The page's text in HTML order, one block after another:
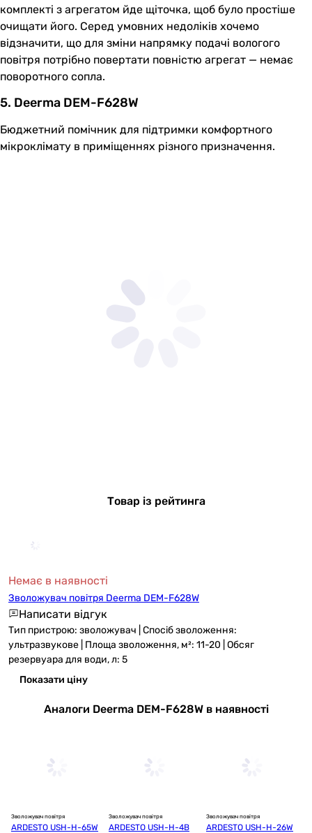
комплекті з агрегатом йде щіточка, щоб було простіше
очищати його. Серед умовних недоліків хочемо
відзначити, що для зміни напрямку подачі вологого
повітря потрібно повертати повністю агрегат — немає
поворотного сопла.
5. Deerma DEM-F628W
Бюджетний помічник для підтримки комфортного
мікроклімату в приміщеннях різного призначення.
Товар із рейтинга
Немає в наявності
Зволожувач повітря Deerma DEM-F628W
Написати відгук
Тип пристрою: зволожувач | Спосіб зволоження:
ультразвукове | Площа зволоження, м²: 11-20 | Обсяг
резервуара для води, л: 5
Показати ціну
Аналоги Deerma DEM-F628W в наявності
Зволожувач повітря
ARDESTO USH-H-65W
Зволожувач повітря
ARDESTO USH-H-4B
Зволожувач повітря
ARDESTO USH-H-26W